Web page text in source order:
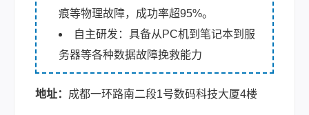
痕等物理故障，成功率超95%。
自主研发：具备从PC机到笔记本到服
务器等各种数据故障挽救能力
地址： 成都一环路南二段1号数码科技大厦4楼